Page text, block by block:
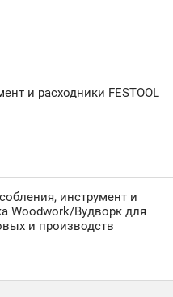
и расходники FESTOOL
инструмент и
Woodwork/Вудворк для
и производств